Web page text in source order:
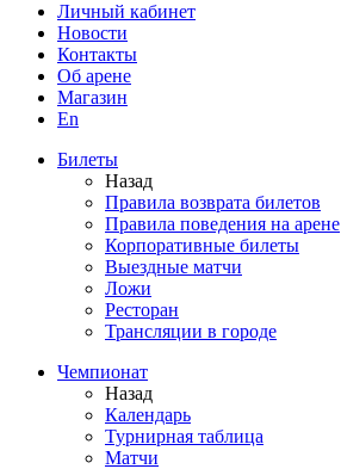
Личный кабинет
Новости
Контакты
Об арене
Магазин
En
Билеты
Назад
Правила возврата билетов
Правила поведения на арене
Корпоративные билеты
Выездные матчи
Ложи
Ресторан
Трансляции в городе
Чемпионат
Назад
Календарь
Турнирная таблица
Матчи